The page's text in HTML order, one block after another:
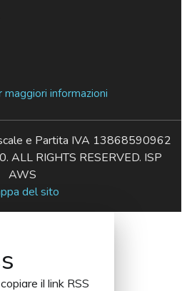
informazioni
e Partita IVA 13868590962
RIGHTS RESERVED. ISP
AWS
del sito
il link RSS